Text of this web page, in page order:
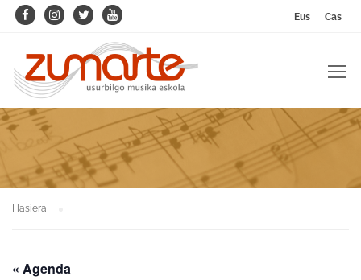
Eus Cas
Hasiera
« Agenda